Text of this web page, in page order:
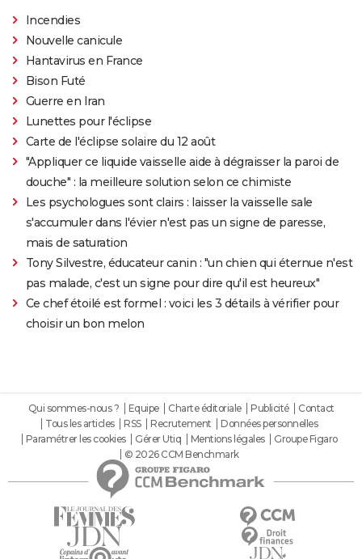
Incendies
Nouvelle canicule
Hantavirus en France
Bison Futé
Guerre en Iran
Lunettes pour l'éclipse
Carte de l'éclipse solaire du 12 août
"Appliquer ce liquide vaisselle aide à dégraisser la paroi de
douche" : la meilleure solution selon ce chimiste
Les psychologues sont clairs : laisser la vaisselle sale
s'accumuler dans l'évier n'est pas un signe de paresse,
mais de saturation
Tony Silvestre, éducateur canin : "un chien qui éternue n'est
pas malade, c'est un signe pour dire qu'il est heureux"
Ce chef étoilé est formel : voici les 3 détails à vérifier pour
choisir un bon melon
Qui sommes-nous ? Equipe Charte éditoriale Publicité
Contact
Tous les articles
RSS Recrutement
Données personnelles
Paramétrer les cookies
Gérer Utiq Mentions légales
Groupe Figaro
© 2026 CCM Benchmark